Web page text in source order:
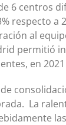
6 centros
respecto a
al
permitió
en
La